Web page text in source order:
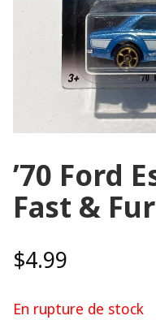
’70 Ford
Fast &
$4.99
En rupture de stock